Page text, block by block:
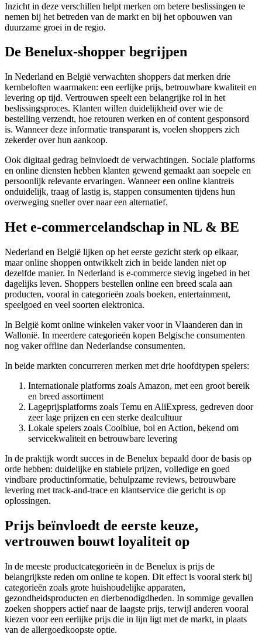
Inzicht in deze verschillen helpt merken om betere beslissingen te
nemen bij het betreden van de markt en bij het opbouwen van
duurzame groei in de regio.
De Benelux‑shopper begrijpen
In Nederland en België verwachten shoppers dat merken drie
kernbeloften waarmaken: een eerlijke prijs, betrouwbare kwaliteit en
levering op tijd. Vertrouwen speelt een belangrijke rol in het
beslissingsproces. Klanten willen duidelijkheid over wie de
bestelling verzendt, hoe retouren werken en of content gesponsord
is. Wanneer deze informatie transparant is, voelen shoppers zich
zekerder over hun aankoop.
Ook digitaal gedrag beïnvloedt de verwachtingen. Sociale platforms
en online diensten hebben klanten gewend gemaakt aan soepele en
persoonlijk relevante ervaringen. Wanneer een online klantreis
onduidelijk, traag of lastig is, stappen consumenten tijdens hun
overweging sneller over naar een alternatief.
Het e-commercelandschap in NL & BE
Nederland en België lijken op het eerste gezicht sterk op elkaar,
maar online shoppen ontwikkelt zich in beide landen niet op
dezelfde manier. In Nederland is e-commerce stevig ingebed in het
dagelijks leven. Shoppers bestellen online een breed scala aan
producten, vooral in categorieën zoals boeken, entertainment,
speelgoed en veel soorten elektronica.
In België komt online winkelen vaker voor in Vlaanderen dan in
Wallonië. In meerdere categorieën kopen Belgische consumenten
nog vaker offline dan Nederlandse consumenten.
In beide markten concurreren merken met drie hoofdtypen spelers:
Internationale platforms zoals Amazon, met een groot bereik
en breed assortiment
Lageprijsplatforms zoals Temu en AliExpress, gedreven door
zeer lage prijzen en een sterke dealcultuur
Lokale spelers zoals Coolblue, bol en Action, bekend om
servicekwaliteit en betrouwbare levering
In de praktijk wordt succes in de Benelux bepaald door de basis op
orde hebben: duidelijke en stabiele prijzen, volledige en goed
vindbare productinformatie, behulpzame reviews, betrouwbare
levering met track-and-trace en klantservice die gericht is op
oplossingen.
Prijs beïnvloedt de eerste keuze,
vertrouwen bouwt loyaliteit op
In de meeste productcategorieën in de Benelux is prijs de
belangrijkste reden om online te kopen. Dit effect is vooral sterk bij
categorieën zoals grote huishoudelijke apparaten,
gezondheidsproducten en dierbenodigdheden. In sommige gevallen
zoeken shoppers actief naar de laagste prijs, terwijl anderen vooral
kiezen voor een eerlijke prijs die in lijn ligt met de markt, in plaats
van de allergoedkoopste optie.